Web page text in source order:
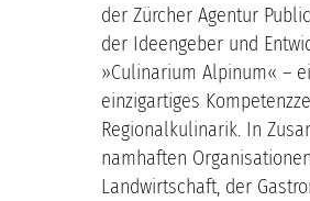
der Zürcher Agentur
der Ideengeber und
»Culinarium Alpinum« –
einzigartiges
Regionalkulinarik. In
namhaften
Landwirtschaft, der